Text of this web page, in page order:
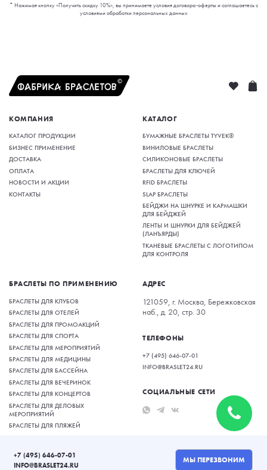
+7 (495) 646-07-01
INFO@BRASLET24.RU
МЫ ПЕРЕЗВОНИМ
* Нажимая кнопку «Получить скидку 10%», вы принимаете условия договора-оферты и соглашаетесь с
условиями обработки персональных данных
КОМПАНИЯ
КАТАЛОГ ПРОДУКЦИИ
БИЗНЕС ПРИМЕНЕНИЕ
ДОСТАВКА
ОПЛАТА
НОВОСТИ И АКЦИИ
КОНТАКТЫ
КАТАЛОГ
БУМАЖНЫЕ БРАСЛЕТЫ TYVEK®
ВИНИЛОВЫЕ БРАСЛЕТЫ
СИЛИКОНОВЫЕ БРАСЛЕТЫ
БРАСЛЕТЫ ДЛЯ КЛЮЧЕЙ
RFID БРАСЛЕТЫ
SLAP БРАСЛЕТЫ
БЕЙДЖИ НА ШНУРКЕ И КАРМАШКИ
ДЛЯ БЕЙДЖЕЙ
ЛЕНТЫ И ШНУРКИ ДЛЯ БЕЙДЖЕЙ
(ЛАНЪЯРДЫ)
ТКАНЕВЫЕ БРАСЛЕТЫ С ЛОГОТИПОМ
ДЛЯ КОНТРОЛЯ
БРАСЛЕТЫ ПО ПРИМЕНЕНИЮ
БРАСЛЕТЫ ДЛЯ КЛУБОВ
БРАСЛЕТЫ ДЛЯ ОТЕЛЕЙ
БРАСЛЕТЫ ДЛЯ ПРОМОАКЦИЙ
БРАСЛЕТЫ ДЛЯ СПОРТА
БРАСЛЕТЫ ДЛЯ МЕРОПРИЯТИЙ
БРАСЛЕТЫ ДЛЯ МЕДИЦИНЫ
БРАСЛЕТЫ ДЛЯ БАССЕЙНА
БРАСЛЕТЫ ДЛЯ ВЕЧЕРИНОК
БРАСЛЕТЫ ДЛЯ КОНЦЕРТОВ
БРАСЛЕТЫ ДЛЯ ДЕЛОВЫХ
МЕРОПРИЯТИЙ
БРАСЛЕТЫ ДЛЯ ПЛЯЖЕЙ
АДРЕС
121059, г. Москва, Бережковская
наб., д. 20, стр. 30
ТЕЛЕФОНЫ
+7 (495) 646-07-01
INFO@BRASLET24.RU
СОЦИАЛЬНЫЕ СЕТИ